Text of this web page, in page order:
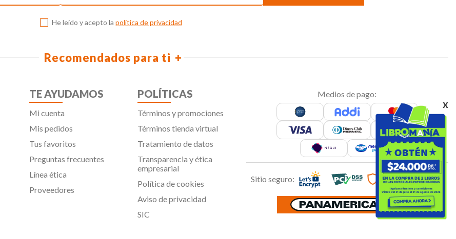
x
He leído y acepto la política de privacidad
Recomendados para ti
TE AYUDAMOS
Mi cuenta
Mis pedidos
Tus favoritos
Preguntas frecuentes
Línea ética
Proveedores
POLÍTICAS
Términos y promociones
Términos tienda virtual
Tratamiento de datos
Transparencia y ética
empresarial
Política de cookies
Aviso de privacidad
SIC
Medios de pago:
Sitio seguro: